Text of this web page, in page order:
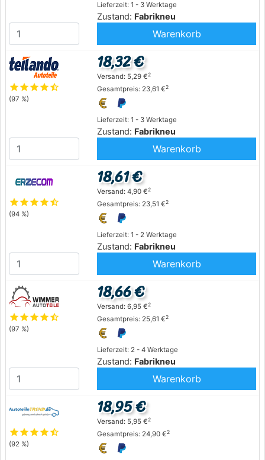
Lieferzeit: 1 - 3 Werktage
Zustand: Fabrikneu
Warenkorb
starstarstarstarstar_half
(97 %)
Lieferzeit: 1 - 3 Werktage
Zustand: Fabrikneu
18,32 €
Versand: 5,29 €2
Gesamtpreis: 23,61 €2
Warenkorb
starstarstarstarstar_half
(94 %)
Lieferzeit: 1 - 2 Werktage
Zustand: Fabrikneu
18,61 €
Versand: 4,90 €2
Gesamtpreis: 23,51 €2
Warenkorb
starstarstarstarstar_half
(97 %)
Lieferzeit: 2 - 4 Werktage
Zustand: Fabrikneu
18,66 €
Versand: 6,95 €2
Gesamtpreis: 25,61 €2
Warenkorb
starstarstarstarstar_half
(92 %)
18,95 €
Versand: 5,95 €2
Gesamtpreis: 24,90 €2